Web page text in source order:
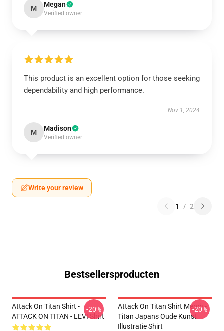
M Megan
Verified owner
This product is an excellent option for those seeking
dependability and high performance.
Nov 1, 2024
M Madison
Verified owner
Write your review
1 / 2
Bestsellersproducten
Attack On Titan Shirt -
ATTACK ON TITAN - LEVI Shirt
-20%
Attack On Titan Shirt Merch -
Titan Japans Oude Kunst
Illustratie Shirt
-20%